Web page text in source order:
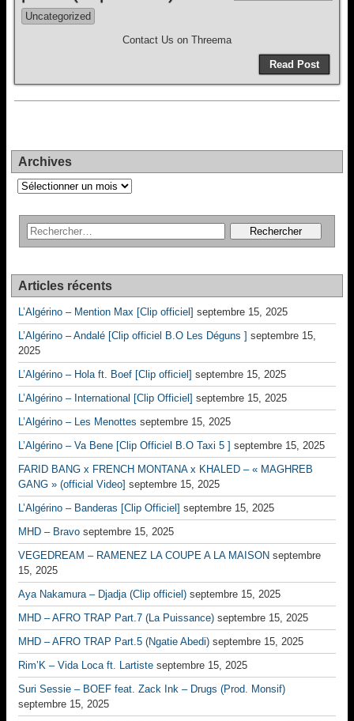
Uncategorized
Contact Us on Threema
Read Post
Archives
Archives
Articles récents
L’Algérino – Mention Max [Clip officiel] septembre 15, 2025
L’Algérino – Andalé [Clip officiel B.O Les Déguns ] septembre 15,
2025
L’Algérino – Hola ft. Boef [Clip officiel] septembre 15, 2025
L’Algérino – International [Clip Officiel] septembre 15, 2025
L’Algérino – Les Menottes septembre 15, 2025
L’Algérino – Va Bene [Clip Officiel B.O Taxi 5 ] septembre 15, 2025
FARID BANG x FRENCH MONTANA x KHALED – « MAGHREB
GANG » (official Video] septembre 15, 2025
L’Algérino – Banderas [Clip Officiel] septembre 15, 2025
MHD – Bravo septembre 15, 2025
VEGEDREAM – RAMENEZ LA COUPE A LA MAISON septembre
15, 2025
Aya Nakamura – Djadja (Clip officiel) septembre 15, 2025
MHD – AFRO TRAP Part.7 (La Puissance) septembre 15, 2025
MHD – AFRO TRAP Part.5 (Ngatie Abedi) septembre 15, 2025
Rim’K – Vida Loca ft. Lartiste septembre 15, 2025
Suri Sessie – BOEF feat. Zack Ink – Drugs (Prod. Monsif)
septembre 15, 2025